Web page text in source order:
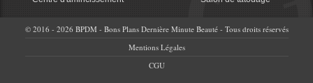
© 2016 - 2026 BPDM - Bons Plans Dernière Minute Beauté - Tous droits réservés
Mentions Légales
CGU